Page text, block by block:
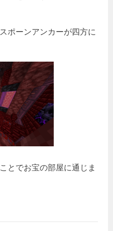
ポーンアンカーが四方に
とでお宝の部屋に通じま